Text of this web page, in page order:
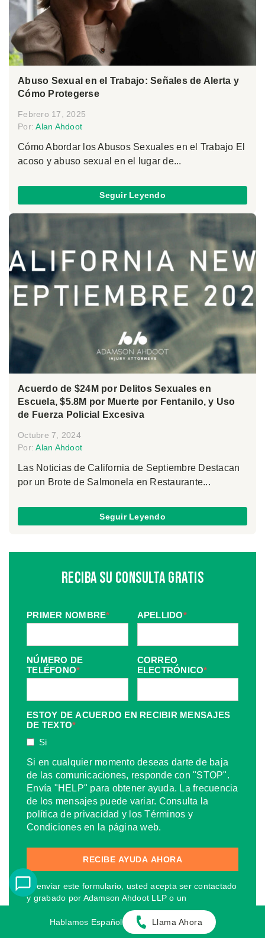
Abuso Sexual en el Trabajo: Señales de Alerta y
Cómo Protegerse
Febrero 17, 2025
Por:Alan Ahdoot
Cómo Abordar los Abusos Sexuales en el Trabajo El
acoso y abuso sexual en el lugar de...
Seguir Leyendo
Acuerdo de $24M por Delitos Sexuales en
Escuela, $5.8M por Muerte por Fentanilo, y Uso
de Fuerza Policial Excesiva
Octubre 7, 2024
Por:Alan Ahdoot
Las Noticias de California de Septiembre Destacan
por un Brote de Salmonela en Restaurante...
Seguir Leyendo
Reciba Su Consulta Gratis
PRIMER NOMBRE* APELLIDO*
NÚMERO DE
TELÉFONO*
CORREO
ELECTRÓNICO*
ESTOY DE ACUERDO EN RECIBIR MENSAJES
DE TEXTO*
Si
Si en cualquier momento deseas darte de baja
de las comunicaciones, responde con "STOP".
Envía "HELP" para obtener ayuda. La frecuencia
de los mensajes puede variar. Consulta la
política de privacidad y los Términos y
Condiciones en la página web.
Al enviar este formulario, usted acepta ser contactado
y grabado por Adamson Ahdoot LLP o un
representante, llamando o enviando correspondencia
a su dirección física o electrónica, en nuestro nombre,
para cualquier propósito que surja o esté relacionado
Hablamos Español Llama Ahora